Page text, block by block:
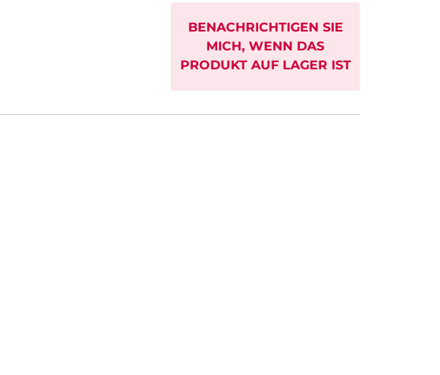
BENACHRICHTIGEN SIE
MICH, WENN DAS
PRODUKT AUF LAGER IST